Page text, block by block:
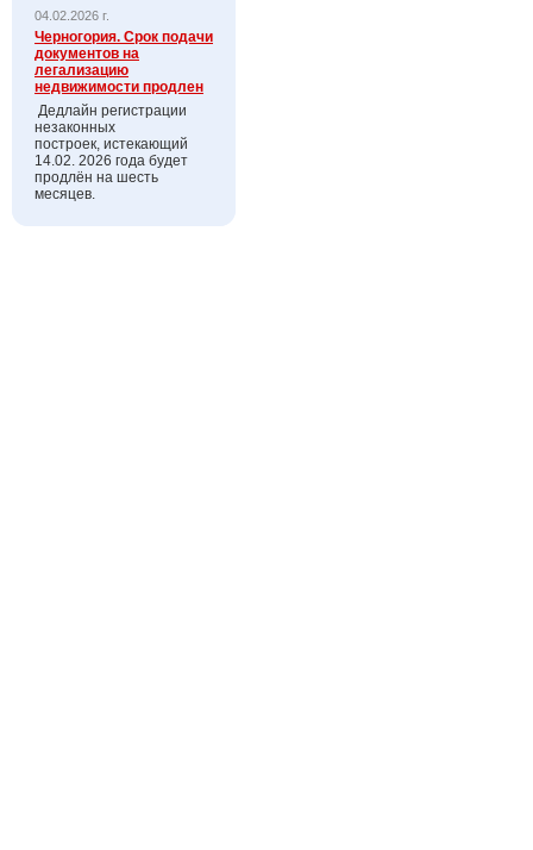
04.02.2026 г.
Черногория. Срок подачи
документов на
легализацию
недвижимости продлен
Дедлайн регистрации
незаконных
построек, истекающий
14.02. 2026 года будет
продлён на шесть
месяцев.